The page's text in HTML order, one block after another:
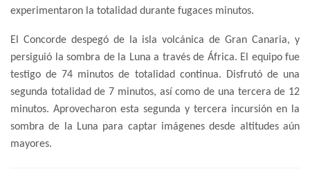
experimentaron la totalidad durante fugaces minutos.
El Concorde despegó de la isla volcánica de Gran Canaria, y
persiguió la sombra de la Luna a través de África. El equipo fue
testigo de 74 minutos de totalidad continua. Disfrutó de una
segunda totalidad de 7 minutos, así como de una tercera de 12
minutos. Aprovecharon esta segunda y tercera incursión en la
sombra de la Luna para captar imágenes desde altitudes aún
mayores.